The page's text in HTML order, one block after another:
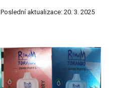
Poslední aktualizace: 20. 3. 2025